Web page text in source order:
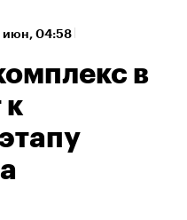
июн, 04:58
в
к